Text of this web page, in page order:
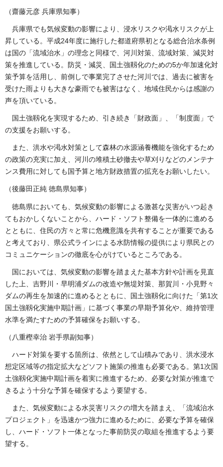
（齋藤元彦 兵庫県知事）
兵庫県でも気候変動の影響により、浸水リスクや渇水リスクが上
昇している。平成24年度に施行した都道府県初となる総合治水条例
は国の「流域治水」の理念と同様で、河川対策、流域対策、減災対
策を推進している。防災・減災、国土強靱化のための5か年加速化対
策予算を活用し、前倒しで事業完了させた河川では、過去に被害を
受けた雨よりも大きな豪雨でも被害はなく、地域住民からは感謝の
声を頂いている。
国土強靱化を実現するため、引き続き「財政面」、「制度面」で
の支援をお願いする。
また、洪水や渇水対策として森林の水源涵養機能を強化するため
の政策の充実に加え、河川の堆積土砂撤去や草刈りなどのメンテナ
ンス費用に対しても国予算と地方財政措置の拡充をお願いしたい。
（後藤田正純 徳島県知事）
徳島県においても、気候変動の影響による激甚な災害がいつ起き
てもおかしくないことから、ハード・ソフト整備を一体的に進める
とともに、住民の方々と常に危機意識を共有することが重要である
と考えており、県公式ラインによる水防情報の提供により県民との
コミュニケーションの徹底を心がけているところである。
国においては、気候変動の影響を踏まえた基本方針や計画を見直
した上、吉野川・早明浦ダムの改造や無堤対策、那賀川・小見野々
ダムの再生を加速的に進めるとともに、国土強靱化に向けた「第1次
国土強靱化実施中期計画」に基づく事業の早期予算化や、維持管理
水準を満たすための予算確保をお願いする。
（八重樫幸治 岩手県副知事）
ハード対策を要する箇所は、依然として山積みであり、洪水浸水
想定区域等の指定拡大などソフト施策の推進も必要である。第1次国
土強靱化実施中期計画を着実に推進するため、必要な対策が推進で
きるよう十分な予算を確保するよう要望する。
また、気候変動による水災害リスクの増大を踏まえ、「流域治水
プロジェクト」を迅速かつ強力に進めるために、必要な予算を確保
し、ハード・ソフト一体となった事前防災の取組を推進するよう要
望する。